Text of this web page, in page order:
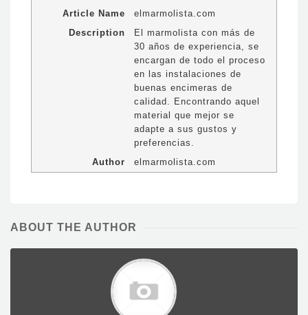
Article Name
elmarmolista.com
Description
El marmolista con más de
30 años de experiencia, se
encargan de todo el proceso
en las instalaciones de
buenas encimeras de
calidad. Encontrando aquel
material que mejor se
adapte a sus gustos y
preferencias.
Author
elmarmolista.com
ABOUT THE AUTHOR